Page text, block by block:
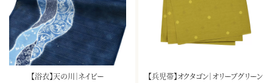
【浴衣】天の川｜ネイビー 【兵児帯】オクタゴン｜オリーブグリーン